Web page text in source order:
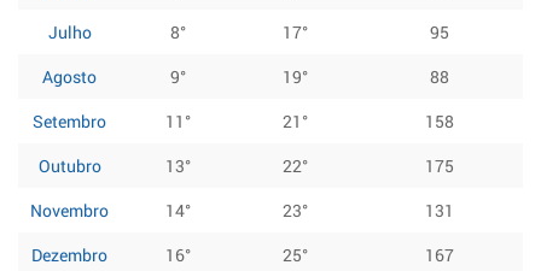
Julho
8° 17°
95
Agosto
9° 19°
88
Setembro
11° 21°
158
Outubro
13° 22°
175
Novembro
14° 23°
131
Dezembro
16° 25° 167